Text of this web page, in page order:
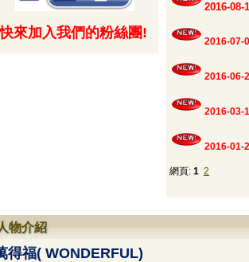
快來加入我們的粉絲團!
2016-08-
2016-07-
2016-06-
2016-03-
2016-01-
網頁: 1 2
物介紹
得福( WONDERFUL)